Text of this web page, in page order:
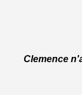
Clemence